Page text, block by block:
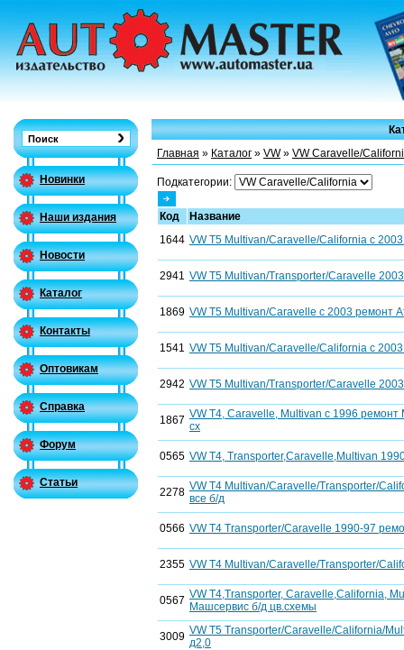
Новинки
Наши издания
Новости
Каталог
Контакты
Оптовикам
Справка
Форум
Статьи
Главная » Каталог » VW» VW Caravelle/
Подкатегории:
Код
Название
1644 VW T5 Multivan/Caravelle/California с
2941 VW T5 Multivan/Transporter/Caravelle
1869 VW T5 Multivan/Caravelle с 2003 ремонт
1541 VW T5 Multivan/Caravelle/California с
2942 VW T5 Multivan/Transporter/Caravelle
1867 VW T4, Caravelle, Multivan c 1996
сх
0565 VW T4, Transporter,Caravelle,Multivan
2278 VW T4 Multivan/Caravelle/Transporter/
все б/д
0566 VW Т4 Transporter/Caravelle 1990-97
2355 VW T4 Multivan/Caravelle/Transporter/
0567 VW T4,Transporter, Caravelle,California,
Машсервис б/д цв.схемы
3009 VW T5 Transporter/Caravelle/California/
д2,0